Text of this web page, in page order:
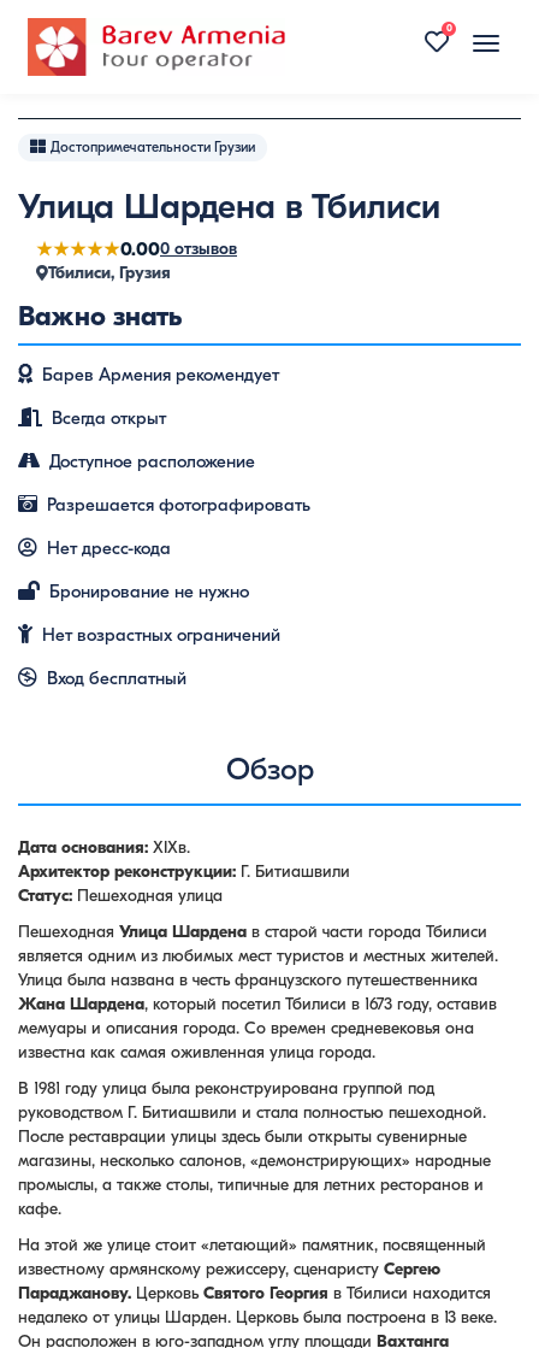
Toggle
0
Достопримечательности Грузии
Улица Шардена в Тбилиси
★★★★★0.000 отзывов
Тбилиси, Грузия
Важно знать
Барев Армения рекомендует
Всегда открыт
Доступное расположение
Разрешается фотографировать
Нет дресс-кода
Бронирование не нужно
Нет возрастных ограничений
Вход бесплатный
Обзор
Дата основания: XIXв.
Архитектор реконструкции: Г. Битиашвили
Статус: Пешеходная улица
Пешеходная Улица Шардена в старой части города Тбилиси
является одним из любимых мест туристов и местных жителей.
Улица была названа в честь французского путешественника
Жана Шардена, который посетил Тбилиси в 1673 году, оставив
мемуары и описания города. Со времен средневековья она
известна как самая оживленная улица города.
В 1981 году улица была реконструирована группой под
руководством Г. Битиашвили и стала полностью пешеходной.
После реставрации улицы здесь были открыты сувенирные
магазины, несколько салонов, «демонстрирующих» народные
промыслы, а также столы, типичные для летних ресторанов и
кафе.
На этой же улице стоит «летающий» памятник, посвященный
известному армянскому режиссеру, сценаристу Сергею
Параджанову. ЦерковьСвятого Георгия в Тбилиси находится
недалеко от улицы Шарден. Церковь была построена в 13 веке.
Он расположен в юго-западном углу площади Вахтанга